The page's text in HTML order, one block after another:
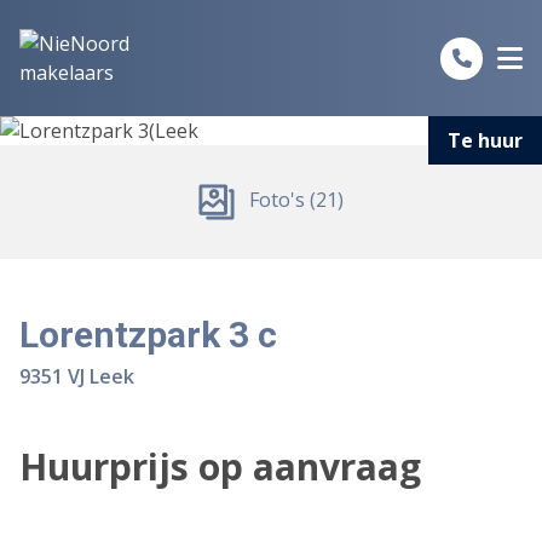
Te huur
Foto's (21)
Lorentzpark 3 c
9351 VJ Leek
Huurprijs op aanvraag